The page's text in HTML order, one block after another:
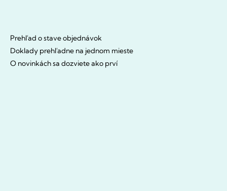
Prehľad o stave objednávok
Doklady prehľadne na jednom mieste
O novinkách sa dozviete ako prví